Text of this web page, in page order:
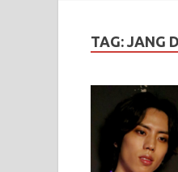
TAG: JANG